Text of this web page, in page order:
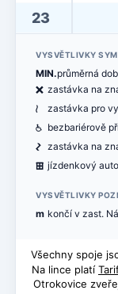
23
VYSVĚTLIVKY
MIN.průměrná
ë zastávka na
< zastávka pro
@ bezbariérově
ó zastávka na
æ jízdenkový
VYSVĚTLIVKY
m končí v zast.
Všechny spoje
Na lince platí
Otrokovice